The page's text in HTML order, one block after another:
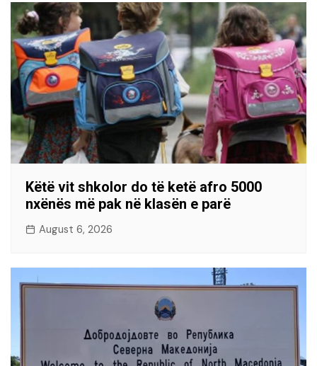
Këtë vit shkolor do të ketë afro 5000
nxënës më pak në klasën e parë
August 6, 2026